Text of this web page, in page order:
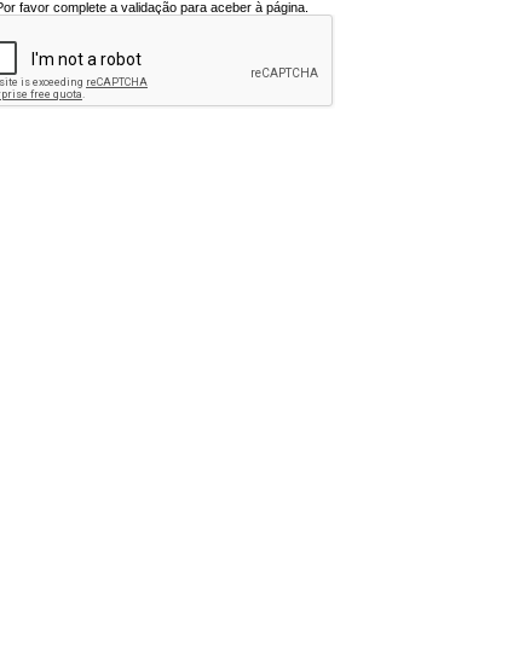
favor complete a validação para aceber à página.